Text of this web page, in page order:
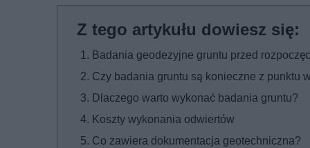
Badania geodezyjne gruntu przed
Czy badania gruntu są konieczne z punktu
Dlaczego warto wykonać badania gruntu?
Koszty wykonania odwiertów
Co zawiera dokumentacja geotechniczna?